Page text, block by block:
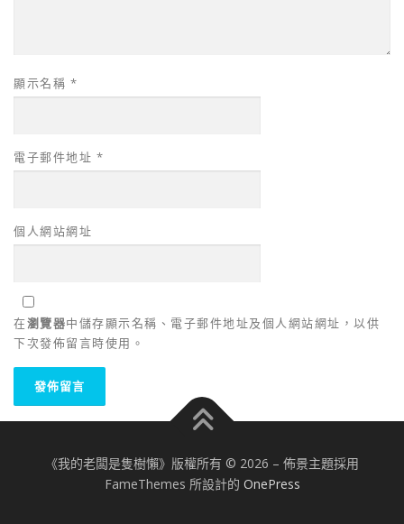
顯示名稱 *
電子郵件地址 *
個人網站網址
在瀏覽器中儲存顯示名稱、電子郵件地址及個人網站網址，以供
下次發佈留言時使用。
《我的老闆是隻樹懶》版權所有 © 2026 – 佈景主題採用
FameThemes 所設計的 OnePress